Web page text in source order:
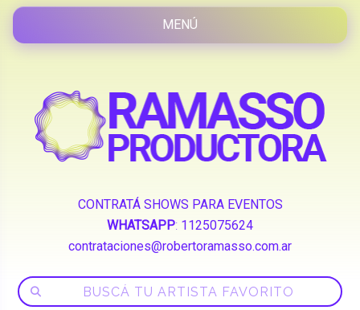
CONTRATÁ SHOWS PARA EVENTOS
WHATSAPP: 1125075624
contrataciones@robertoramasso.com.ar